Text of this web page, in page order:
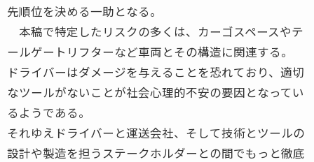
先順位を決める一助となる。
本稿で特定したリスクの多くは、カーゴスペースやテ
ールゲートリフターなど車両とその構造に関連する。
ドライバーはダメージを与えることを恐れており、適切
なツールがないことが社会心理的不安の要因となってい
るようである。
それゆえドライバーと運送会社、そして技術とツールの
設計や製造を担うステークホルダーとの間でもっと徹底